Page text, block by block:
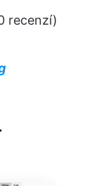
recenzí)